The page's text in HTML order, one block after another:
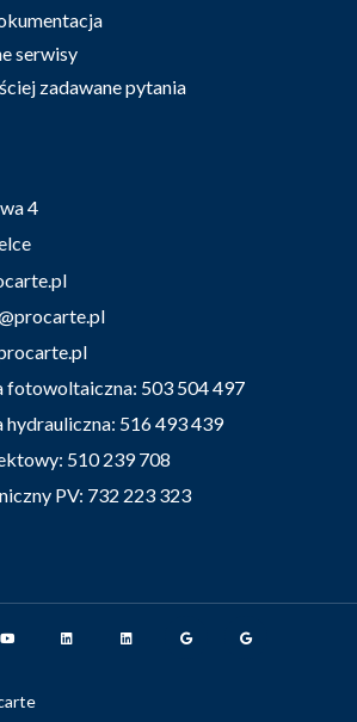
serwisy
zadawane pytania
4
fotowoltaiczna: 503 504 497
516 493 439
510 239 708
PV: 732 223 323